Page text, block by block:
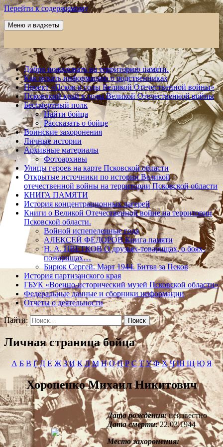
Перейти к содержимому
Победа 60
Меню и виджеты
Добро пожаловать на территорию памяти.
Как искать информацию о родственниках
Проект «Псков в годы Великой Отечественной войны»
Псковский край в годы Великой Отечественной войны
Бессмертный полк
Найти бойца
Рассказать о бойце
Воинские захоронения
Личные истории
Архивные материалы
Фотоархивы
Улицы героев на карте Псковской области
Открытые источники по истории Великой
отечественной войны на территории Псковской области
КНИГА ПАМЯТИ
История концентрационных лагерей
Книги о Великой Отечественной войне на территории
Псковской области.
Войной испепеленные года
АЛЕКСЕЙ ФЕДОРОВ Книга памяти
Н. А. ЦВЕТКОВ О друзьях-товарищах, о боях-
пожарищах…
Бирюк Сергей. Март 1944. Битва за Псков
История партизанского края
ГБУК «Военно-исторический музей Псковской области»
Федеральные данные и сборники информации
Отчеты о деятельности
Найти:
Личная страница бойца
А Б В Г Д Е Ж З И К Л М Н О П Р С Т У Ф Х Ч Ш Щ Ю Я
Хороненко Михаил Никитович
Дата рождения:неизвестно
Дата смерти:22.03.1944
Место захоронения: